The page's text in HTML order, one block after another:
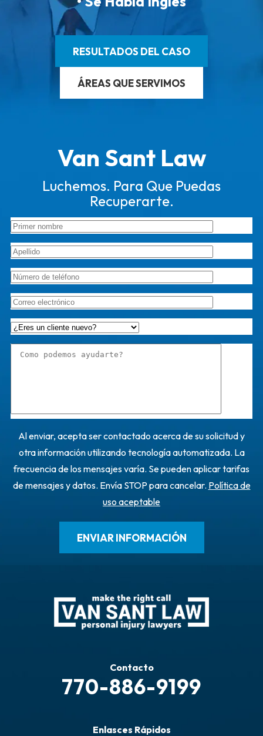
RESULTADOS DEL CASO
ÁREAS QUE SERVIMOS
Van Sant Law
Luchemos. Para Que Puedas
Recuperarte.
Al enviar, acepta ser contactado acerca de su solicitud y
otra información utilizando tecnología automatizada. La
frecuencia de los mensajes varía. Se pueden aplicar tarifas
de mensajes y datos. Envía STOP para cancelar. Política de
uso aceptable
Contacto
770-886-9199
Enlasces Rápidos